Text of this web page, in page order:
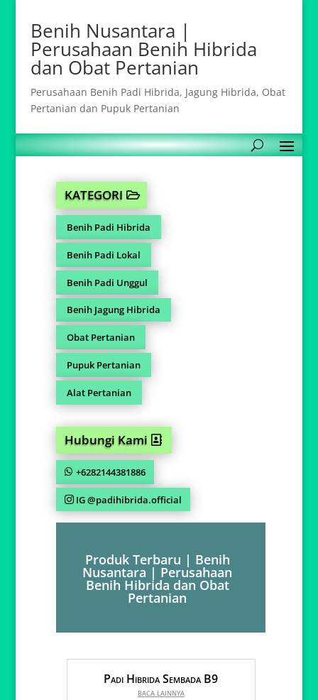
Benih Nusantara |
Perusahaan Benih Hibrida
dan Obat Pertanian
Perusahaan Benih Padi Hibrida, Jagung Hibrida, Obat
Pertanian dan Pupuk Pertanian
KATEGORI
Benih Padi Hibrida
Benih Padi Lokal
Benih Padi Unggul
Benih Jagung Hibrida
Obat Pertanian
Pupuk Pertanian
Alat Pertanian
Hubungi Kami
+6282144381886
IG @padihibrida.official
Produk Terbaru | Benih
Nusantara | Perusahaan
Benih Hibrida dan Obat
Pertanian
Padi Hibrida Sembada B9
baca lainnya